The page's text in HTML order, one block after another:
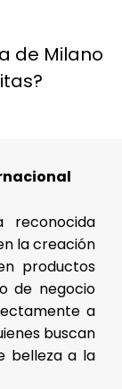
de Milano
reconocida
la creación
productos
de negocio
a
buscan
belleza a la